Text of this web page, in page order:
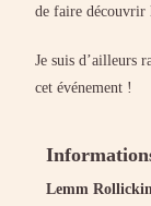
de faire découvrir
Je suis d’ailleurs
cet événement !
Lemm